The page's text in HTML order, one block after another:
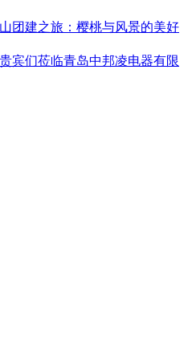
团建之旅：樱桃与风景的美好
宾们莅临青岛中邦凌电器有限